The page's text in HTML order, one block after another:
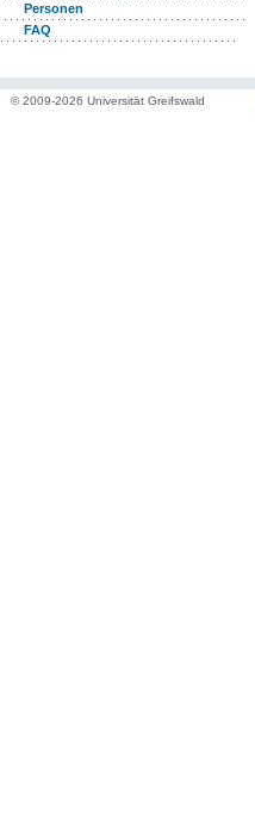
Personen
FAQ
© 2009-2026 Universität Greifswald